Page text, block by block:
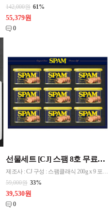
142,000원 61%
55,379원
0
선물세트 [CJ] 스팸 8호 무료배송
제조사 : CJ 구성 : 스팸클래식 200g x 9 포장 : 상하판케이스 / 쇼핑백
59,000원 33%
39,530원
0